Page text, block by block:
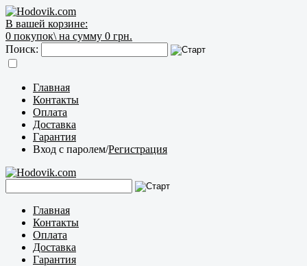
В вашей корзине:
0 покупок\ на сумму 0 грн.
Поиск:
Главная
Контакты
Оплата
Доставка
Гарантия
Вход с паролем/Регистрация
Главная
Контакты
Оплата
Доставка
Гарантия